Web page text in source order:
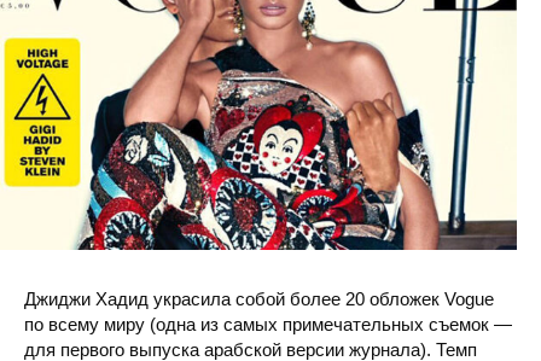
Джиджи Хадид украсила собой более 20 обложек Vogue
по всему миру (одна из самых примечательных съемок —
для первого выпуска арабской версии журнала). Темп